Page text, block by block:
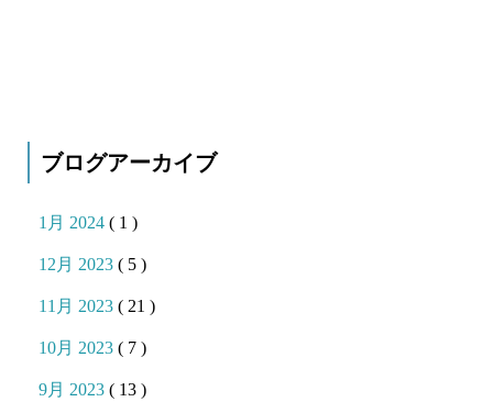
ブログアーカイブ
1月 2024( 1 )
12月 2023( 5 )
11月 2023( 21 )
10月 2023( 7 )
9月 2023( 13 )